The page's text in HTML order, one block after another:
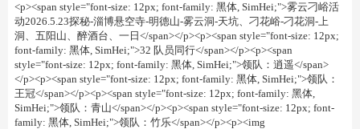
<p><span style="font-size: 12px; font-family: 黑体, SimHei;">雾云刁峪活
动2026.5.23探秘-淄博悬空寺-明德山-雾云洞-天坑、刁花峪-刁花洞-上
洞、五阳山、醉酒台、一日</span></p><p><span style="font-size: 12px;
font-family: 黑体, SimHei;">32 队员同行</span></p><p><span
style="font-size: 12px; font-family: 黑体, SimHei;">领队：逍遥</span>
</p><p><span style="font-size: 12px; font-family: 黑体, SimHei;">领队：
王冠</span></p><p><span style="font-size: 12px; font-family: 黑体,
SimHei;">领队：青山</span></p><p><span style="font-size: 12px; font-
family: 黑体, SimHei;">领队：竹乐</span></p><p><img